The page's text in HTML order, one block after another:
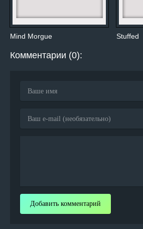
Mind Morgue Stuffed
Комментарии (0):
Добавить комментарий